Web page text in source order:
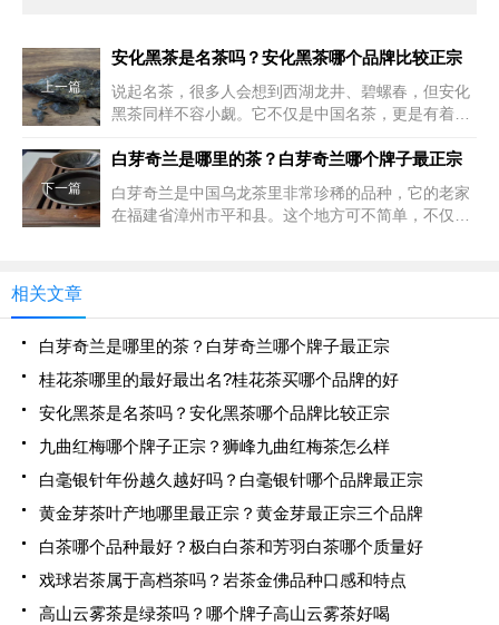
上一篇
安化黑茶是名茶吗？安化黑茶哪个品牌比较正宗
说起名茶，很多人会想到西湖龙井、碧螺春，但安化
黑茶同样不容小觑。它不仅是中国名茶，更是有着深
薄片” 被列为贡茶，到明代万历年间成为 “官茶” 主销
下一篇
白芽奇兰是哪里的茶？白芽奇兰哪个牌子最正宗
白芽奇兰是中国乌龙茶里非常珍稀的品种，它的老家
在福建省漳州市平和县。这个地方可不简单，不仅拿
相关文章
白芽奇兰是哪里的茶？白芽奇兰哪个牌子最正宗
桂花茶哪里的最好最出名?桂花茶买哪个品牌的好
安化黑茶是名茶吗？安化黑茶哪个品牌比较正宗
九曲红梅哪个牌子正宗？狮峰九曲红梅茶怎么样
白毫银针年份越久越好吗？白毫银针哪个品牌最正宗
黄金芽茶叶产地哪里最正宗？黄金芽最正宗三个品牌
白茶哪个品种最好？极白白茶和芳羽白茶哪个质量好
戏球岩茶属于高档茶吗？岩茶金佛品种口感和特点
高山云雾茶是绿茶吗？哪个牌子高山云雾茶好喝